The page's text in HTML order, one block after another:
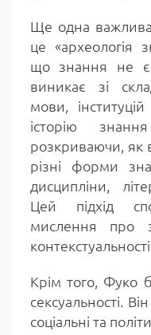
Ще одна
це «археологія
що знання не є
виникає зі
мови,
історію
розкриваючи, як
різні форми
дисципліни,
Цей підхід
мислення про
Крім того, Фуко
сексуальності.
соціальні та